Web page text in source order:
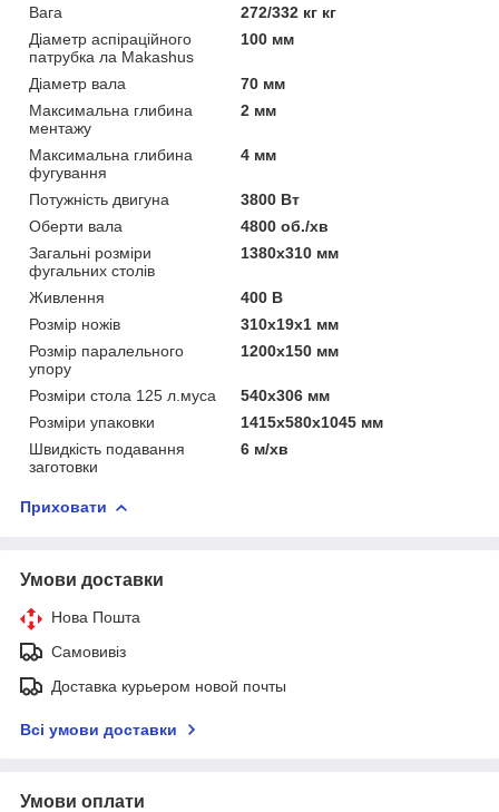
Вага
272/332 кг кг
Діаметр аспіраційного
патрубка ла Makashus
100 мм
Діаметр вала
70 мм
Максимальна глибина
ментажу
2 мм
Максимальна глибина
фугування
4 мм
Потужність двигуна
3800 Вт
Оберти вала
4800 об./хв
Загальні розміри
фугальних столів
1380х310 мм
Живлення
400 В
Розмір ножів
310х19х1 мм
Розмір паралельного
упору
1200x150 мм
Розміри стола 125 л.муса
540х306 мм
Розміри упаковки
1415х580х1045 мм
Швидкість подавання
заготовки
6 м/хв
Приховати
Умови доставки
Нова Пошта
Самовивіз
Доставка курьером новой почты
Всі умови доставки
Умови оплати